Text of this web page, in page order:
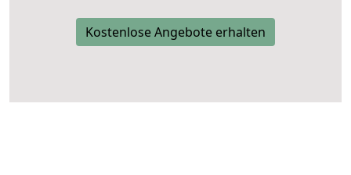
Kostenlose Angebote erhalten